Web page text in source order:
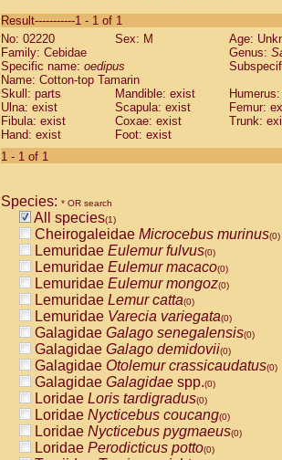
CebidaeSaguinus labiatus(0)
Cebidae Saguinus leucopus (0)
Cebidae
CebidaeSaguinus mystax
Cebidae Saguinus nigricollis (0)
Cebidae Saguinus oedipus
Cebidae Saguinus weddelli
Cebidae Saguinusspp.
Cebidae
CebidaeCebus capucinus
CebidaeCebus nigrivittatus
CebidaeCebus spp.(0)
CebidaeSaimiri boliviensis(0)
CebidaeSaimiri sciureus(0)
AtelidaeAlouatta caraya(0)
AtelidaeAlouatta fusca(0)
AtelidaeAlouatta seniculus(0)
AtelidaeAlouattaspp.(0)
AtelidaeAteles belzebuth(0)
AtelidaeAteles geoffroyi(0)
AtelidaeAteles paniscus(0)
AtelidaeAtelesspp.(0)
AtelidaeLagothrix lagothricha(0)
AtelidaeLagothrix lagothricha cana
PitheciidaeCacajao calvus
Result-----------1 - 1 of 1
No: 02220
Sex: M
Age:
Family: Cebidae
Genus:
Specific name: oedipus
Name: Cotton-top Tamarin
Skull: parts
Mandible: exist
Ulna: exist
Scapula: exist
Femur:
Fibula: exist
Coxae: exist
Trunk:
Hand: exist
Foot: exist
1 - 1 of 1
Species: * OR search
All species(1)
Cheirogaleidae Microcebus murinus(0)
Lemuridae Eulemur fulvus(0)
Lemuridae Eulemur macaco(0)
Lemuridae Eulemur mongoz(0)
Lemuridae Lemur catta(0)
Lemuridae Varecia variegata(0)
Galagidae Galago senegalensis(0)
Galagidae Galago demidovii(0)
Galagidae Otolemur crassicaudatus(0)
Galagidae Galagidae spp.(0)
Loridae Loris tardigradus(0)
Loridae Nycticebus coucang(0)
Loridae Nycticebus pygmaeus(0)
Loridae Perodicticus potto(0)